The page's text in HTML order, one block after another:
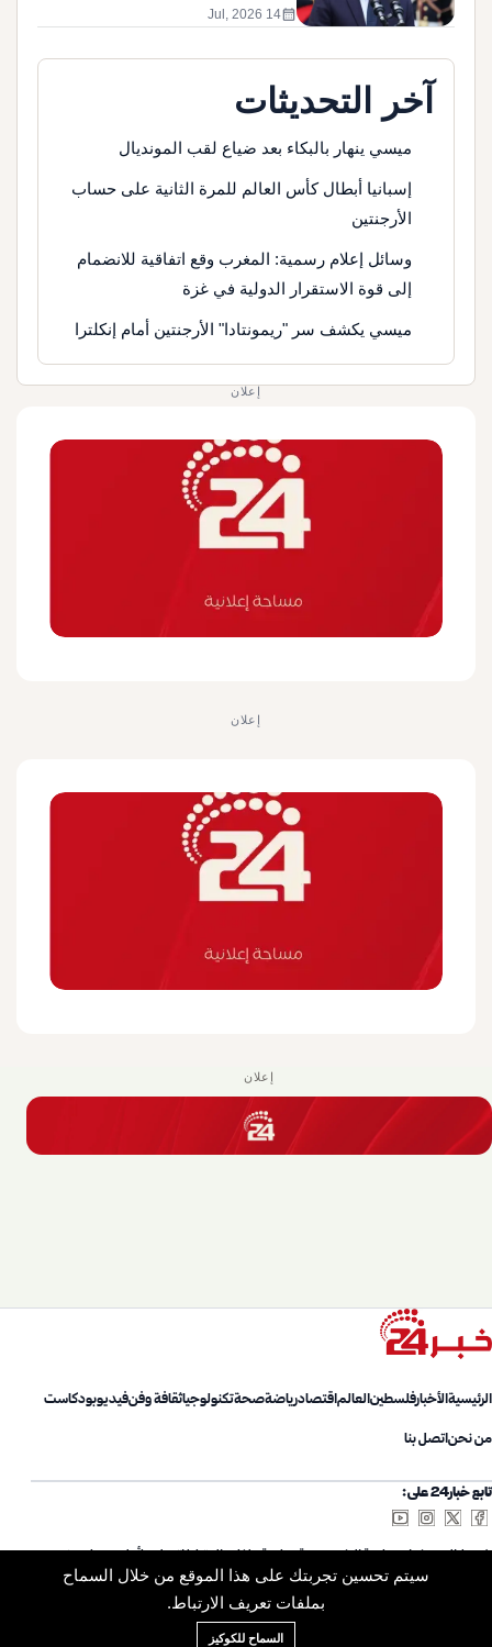
calendar_month
14 Jul, 2026
آخر التحديثات
ميسي ينهار بالبكاء بعد ضياع لقب المونديال
إسبانيا أبطال كأس العالم للمرة الثانية على حساب
الأرجنتين
وسائل إعلام رسمية: المغرب وقع اتفاقية للانضمام
إلى قوة الاستقرار الدولية في غزة
ميسي يكشف سر "ريمونتادا" الأرجنتين أمام إنكلترا
إعلان
إعلان
إعلان
الرئيسيةالأخبارفلسطينالعالماقتصادرياضةصحةتكنولوجياثقافة وفنفيديوبودكاست
من نحناتصل بنا
تابع خبار24 على:
شروط الاستخدامسياسة الخصوصيةسياسة ملفات الارتباطاتصل بناأعلن معنامن نحن
سيتم تحسين تجربتك على هذا الموقع من خلال السماح
بملفات تعريف الارتباط.
السماح للكوكيز